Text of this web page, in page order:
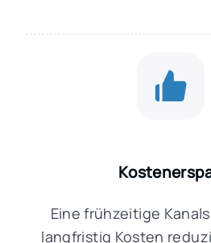
Eine frühzeitige
langfristig Kosten